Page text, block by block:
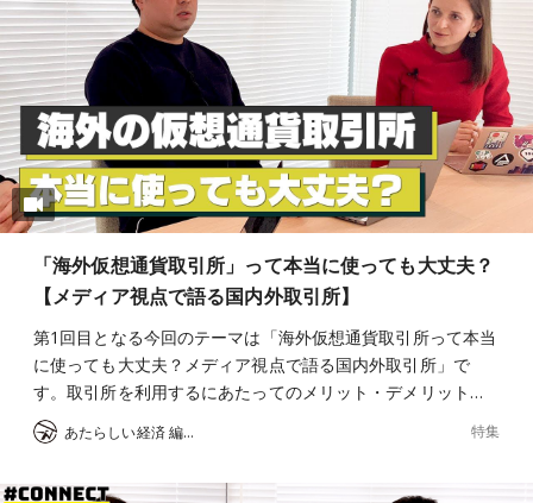
「海外仮想通貨取引所」って本当に使っても大丈夫？
【メディア視点で語る国内外取引所】
第1回目となる今回のテーマは「海外仮想通貨取引所って本当
に使っても大丈夫？メディア視点で語る国内外取引所」で
す。取引所を利用するにあたってのメリット・デメリット…
あたらしい経済 編集部 特集